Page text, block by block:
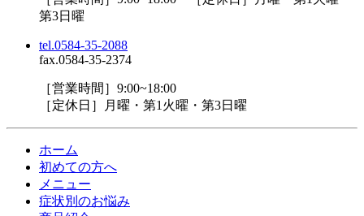
第3日曜
tel.0584-35-2088
fax.0584-35-2374
［営業時間］9:00~18:00
［定休日］月曜・第1火曜・第3日曜
ホーム
初めての方へ
メニュー
症状別のお悩み